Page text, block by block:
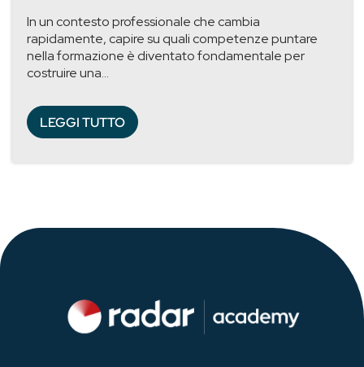
In un contesto professionale che cambia
rapidamente, capire su quali competenze puntare
nella formazione è diventato fondamentale per
costruire una...
LEGGI TUTTO